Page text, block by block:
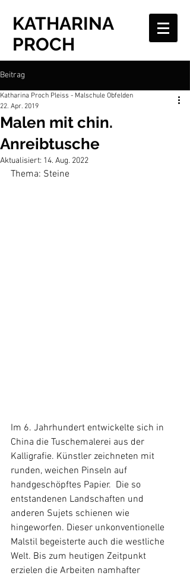
KATHARINA
PROCH
Beitrag
Malen mit chin.
Anreibtusche
Katharina Proch Pleiss - Malschule Obfelden
22. Apr. 2019
Aktualisiert: 14. Aug. 2022
Thema: Steine
Im 6. Jahrhundert entwickelte sich in
China die Tuschemalerei aus der
Kalligrafie. Künstler zeichneten mit
runden, weichen Pinseln auf
handgeschöpftes Papier.  Die so
entstandenen Landschaften und
anderen Sujets schienen wie
hingeworfen. Dieser unkonventionelle
Malstil begeisterte auch die westliche
Welt. Bis zum heutigen Zeitpunkt
erzielen die Arbeiten namhafter